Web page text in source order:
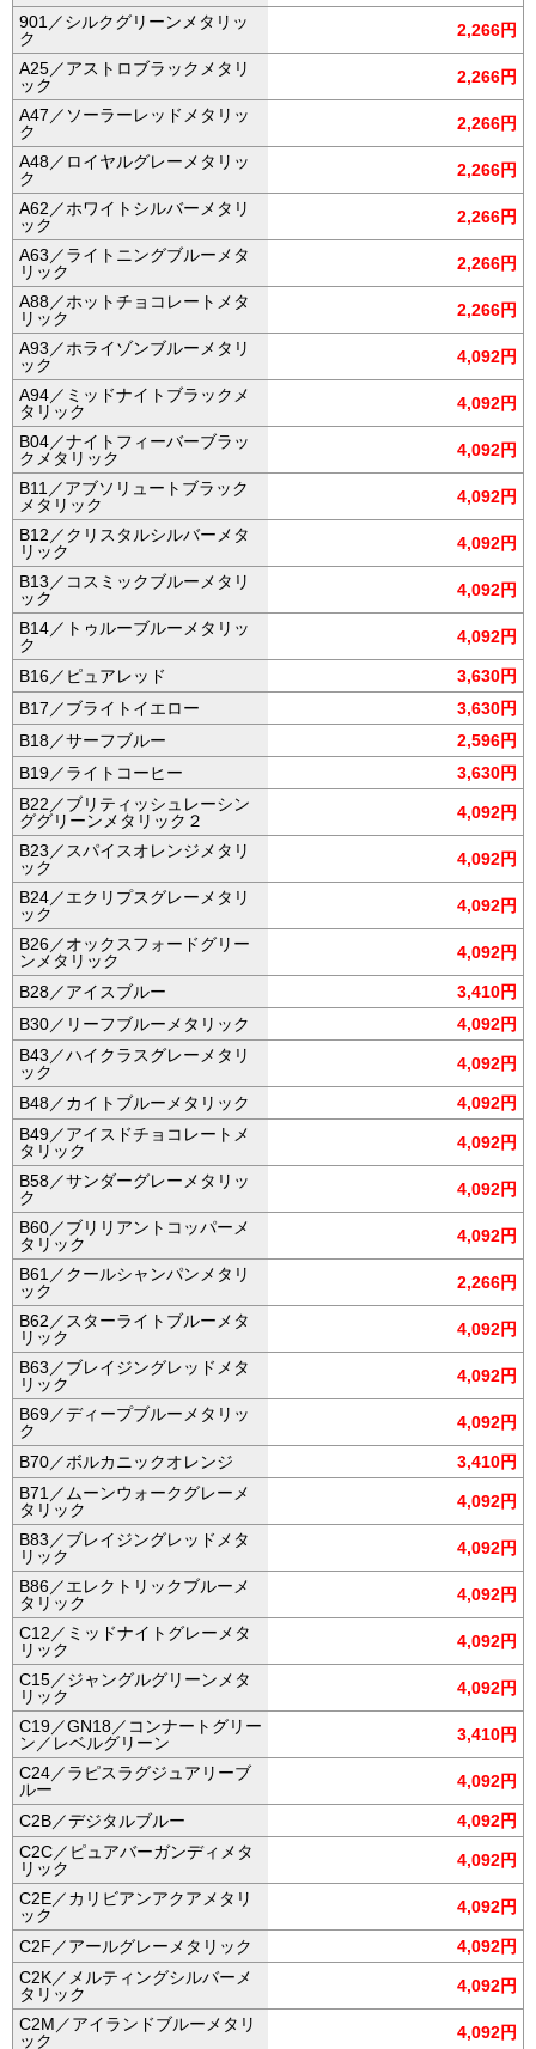
901／シルクグリーンメタリッ
ク
2,266円
A25／アストロブラックメタリ
ック
2,266円
A47／ソーラーレッドメタリッ
ク
2,266円
A48／ロイヤルグレーメタリッ
ク
2,266円
A62／ホワイトシルバーメタリ
ック
2,266円
A63／ライトニングブルーメタ
リック
2,266円
A88／ホットチョコレートメタ
リック
2,266円
A93／ホライゾンブルーメタリ
ック
4,092円
A94／ミッドナイトブラックメ
タリック
4,092円
B04／ナイトフィーバーブラッ
クメタリック
4,092円
B11／アブソリュートブラック
メタリック
4,092円
B12／クリスタルシルバーメタ
リック
4,092円
B13／コスミックブルーメタリ
ック
4,092円
B14／トゥルーブルーメタリッ
ク
4,092円
B16／ピュアレッド
3,630円
B17／ブライトイエロー
3,630円
B18／サーフブルー
2,596円
B19／ライトコーヒー
3,630円
B22／ブリティッシュレーシン
ググリーンメタリック２
4,092円
B23／スパイスオレンジメタリ
ック
4,092円
B24／エクリプスグレーメタリ
ック
4,092円
B26／オックスフォードグリー
ンメタリック
4,092円
B28／アイスブルー
3,410円
B30／リーフブルーメタリック
4,092円
B43／ハイクラスグレーメタリ
ック
4,092円
B48／カイトブルーメタリック
4,092円
B49／アイスドチョコレートメ
タリック
4,092円
B58／サンダーグレーメタリッ
ク
4,092円
B60／ブリリアントコッパーメ
タリック
4,092円
B61／クールシャンパンメタリ
ック
2,266円
B62／スターライトブルーメタ
リック
4,092円
B63／ブレイジングレッドメタ
リック
4,092円
B69／ディープブルーメタリッ
ク
4,092円
B70／ボルカニックオレンジ
3,410円
B71／ムーンウォークグレーメ
タリック
4,092円
B83／ブレイジングレッドメタ
リック
4,092円
B86／エレクトリックブルーメ
タリック
4,092円
C12／ミッドナイトグレーメタ
リック
4,092円
C15／ジャングルグリーンメタ
リック
4,092円
C19／GN18／コンナートグリー
ン／レベルグリーン
3,410円
C24／ラピスラグジュアリーブ
ルー
4,092円
C2B／デジタルブルー
4,092円
C2C／ピュアバーガンディメタ
リック
4,092円
C2E／カリビアンアクアメタリ
ック
4,092円
C2F／アールグレーメタリック
4,092円
C2K／メルティングシルバーメ
タリック
4,092円
C2M／アイランドブルーメタリ
ック
4,092円